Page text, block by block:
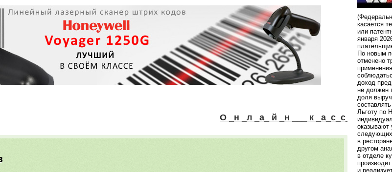
О _н _л _а_ й _н ___ к _а_с_с_а ___ 4 000
касается
или
января
По новым
отменено
доход
не должен
доля
Льготу по
оказывают
в
другом
в отделе
и